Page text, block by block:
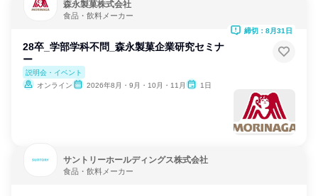
森永製菓株式会社
食品・飲料メーカー
28卒_学部学科不問_森永製菓企業研究セミナ
ー
説明会・イベント
オンライン
2026年8月・9月・10月・11月 1日
締切：8月31日
サントリーホールディングス株式会社
食品・飲料メーカー